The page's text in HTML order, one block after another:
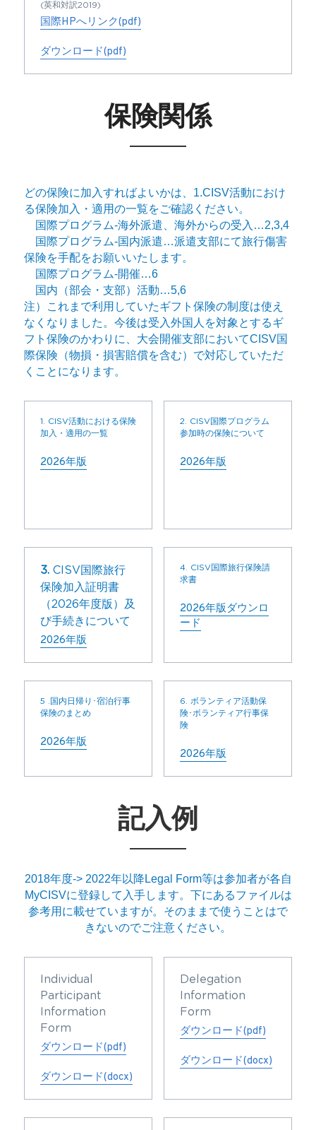
(英和対訳2019)
国際HPへリンク(pdf)
ダウンロード(pdf)
保険関係
どの保険に加入すればよいかは、1.CISV活動におけ
る保険加入・適用の一覧をご確認ください。
国際プログラム-海外派遣、海外からの受入…2,3,4
国際プログラム-国内派遣…派遣支部にて旅行傷害
保険を手配をお願いいたします。
国際プログラム-開催…6
国内（部会・支部）活動…5,6
注）これまで利用していたギフト保険の制度は使え
なくなりました。今後は受入外国人を対象とするギ
フト保険のかわりに、大会開催支部においてCISV国
際保険（物損・損害賠償を含む）で対応していただ
くことになります。
1. CISV活動における保険
加入・適用の一覧
2026年版
2. CISV国際プログラム
参加時の保険について
2026年版
3. CISV国際旅行
保険加入証明書
（2026年度版）及
び手続きについて
2026年版
4. CISV国際旅行保険請
求書
2026年版ダウンロ
ード
5 .国内日帰り･宿泊行事
保険のまとめ
2026年版
6. ボランティア活動保
険･ボランティア行事保
険
2026年版
記入例
2018年度-> 2022年以降Legal Form等は参加者が各自
MyCISVに登録して入手します。下にあるファイルは
参考用に載せていますが。そのままで使うことはで
きないのでご注意ください。
Individual
Participant
Information
Form
ダウンロード(pdf)
ダウンロード(docx)
Delegation
Information
Form
ダウンロード(pdf)
ダウンロード(docx)